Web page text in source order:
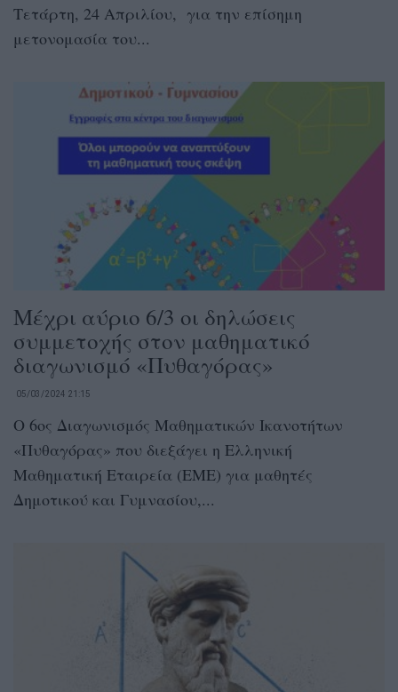
Τετάρτη, 24 Απριλίου, για την επίσημη
μετονομασία του...
Μέχρι αύριο 6/3 οι δηλώσεις
συμμετοχής στον μαθηματικό
διαγωνισμό «Πυθαγόρας»
05/03/2024 21:15
Ο 6ος Διαγωνισμός Μαθηματικών Ικανοτήτων
«Πυθαγόρας» που διεξάγει η Ελληνική
Μαθηματική Εταιρεία (ΕΜΕ) για μαθητές
Δημοτικού και Γυμνασίου,...